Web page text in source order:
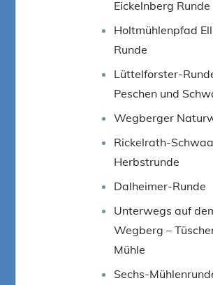
Eickelnberg Runde
Holtmühlenpfad
Runde
Lüttelforster-
Peschen und
Wegberger
Rickelrath-
Herbstrunde
Dalheimer-Runde
Unterwegs auf
Wegberg –
Mühle
Sechs-